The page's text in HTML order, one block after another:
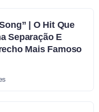
| O Hit Que
Separação E
Mais Famoso